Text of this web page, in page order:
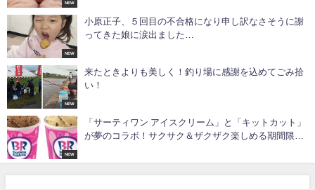
NEW
NEW
小原正子、５回目の不合格になり申し訳なさそうに謝
ってきた娘に涙出ました…
NEW
来たときよりも美しく！釣り場に感謝を込めてごみ拾
い！
NEW
「サーティワン アイスクリーム」と「キットカット」
が夢のコラボ！サクサク＆ザクザク楽しめる期間限定